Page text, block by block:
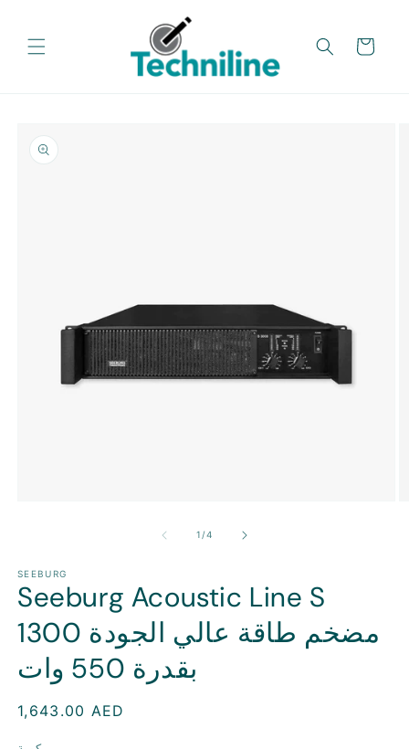
المحتوى
عربة
معلومات
المنتج
وسيط
1 /ل4
SEEBURG
Seeburg Acoustic Line S
1300 مضخم طاقة عالي الجودة
بقدرة 550 وات
سعر
1,643.00 AED